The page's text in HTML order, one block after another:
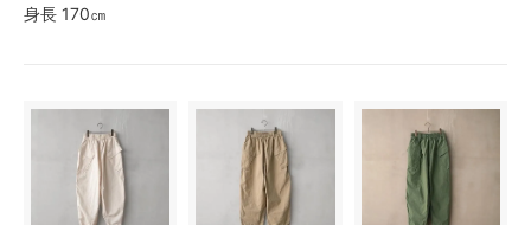
身長 170㎝